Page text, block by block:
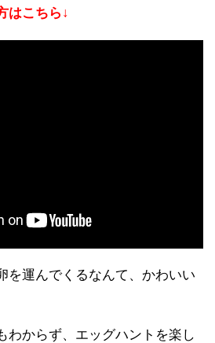
はこちら↓
を運んでくるなんて、かわいい
わからず、エッグハントを楽し